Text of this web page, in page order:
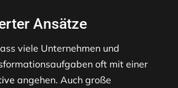
Ansätze
viele Unternehmen und
oft mit einer
angehen. Auch große